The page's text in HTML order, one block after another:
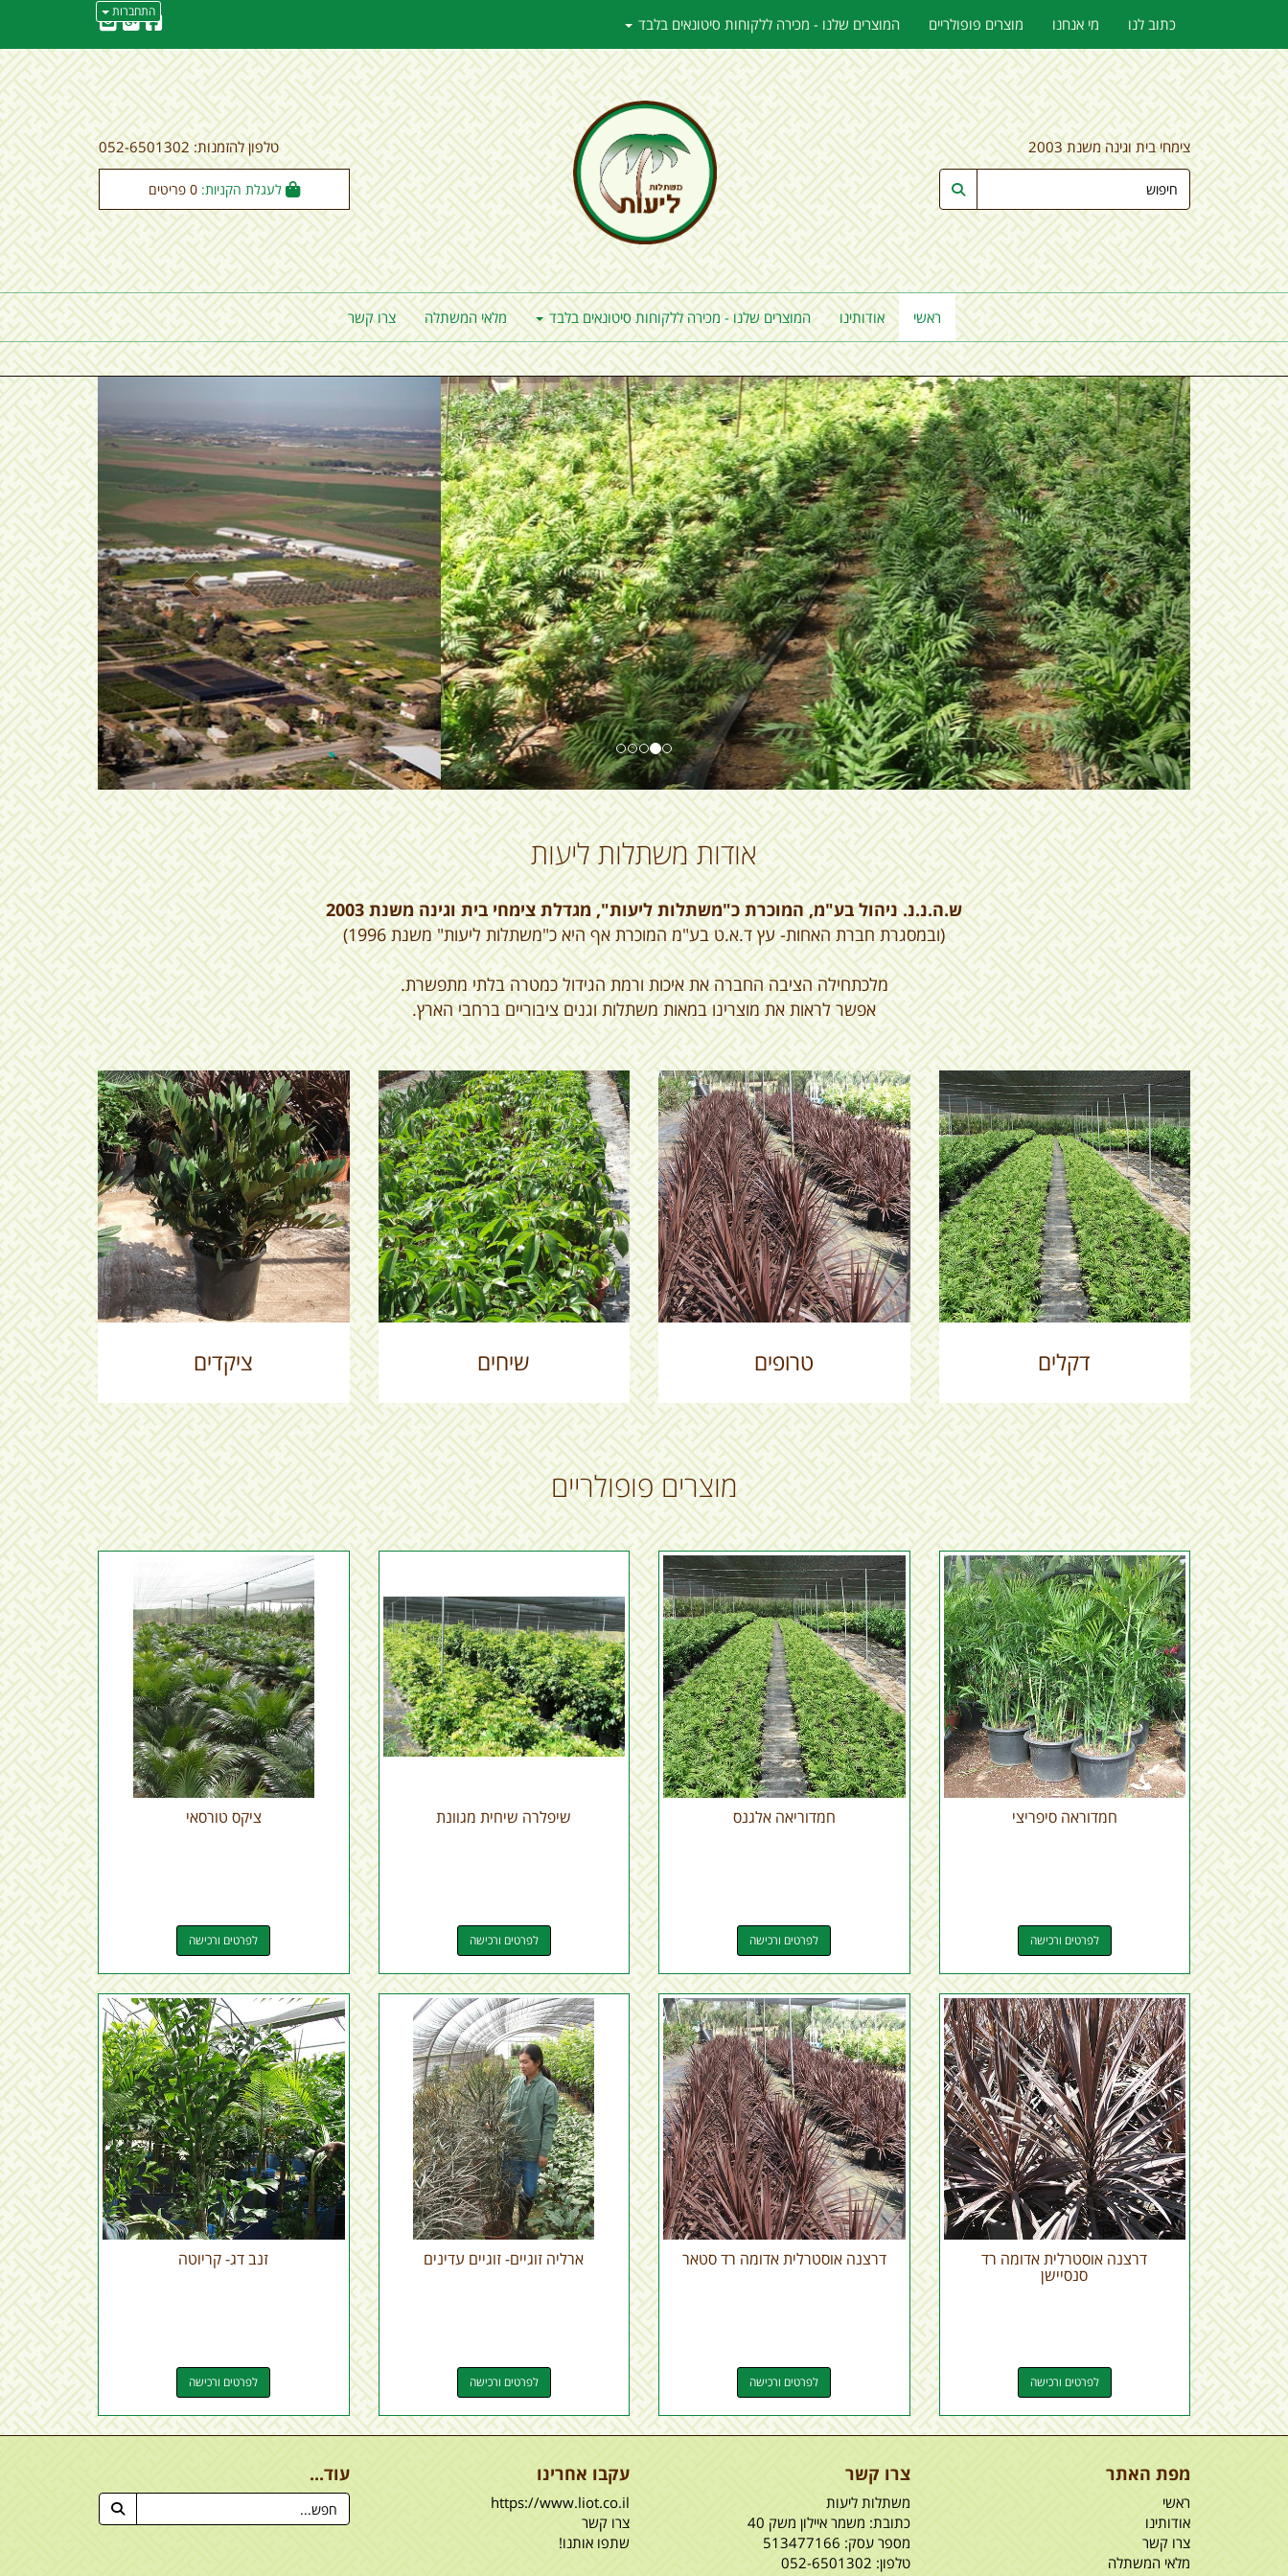
התחברות
צימחי בית וגינה משנת 2003 טלפון להזמנות: 052-6501302
0
ראשי אודותינו המוצרים שלנו - מכירה ללקוחות סיטונאים בלבד מלאי המשתלה צרו קשר
כתוב לנו מי אנחנו מוצרים פופולריים המוצרים שלנו - מכירה ללקוחות סיטונאים בלבד
הבא
אודות משתלות ליעות
ש.ה.נ.נ. ניהול בע"מ, המוכרת כ"משתלות ליעות", מגדלת צימחי בית וגינה משנת 2003
(ובמסגרת חברת האחות- עץ ד.א.ט בע"מ המוכרת אף היא כ"משתלות ליעות" משנת 1996)
מלכתחילה הציבה החברה את איכות ורמת הגידול כמטרה בלתי מתפשרת.
אפשר לראות את מוצרינו במאות משתלות וגנים ציבוריים ברחבי הארץ.
דקלים טרופים שיחים ציקדים
מוצרים פופולריים
חמדוראה סיפריצי
לפרטים ורכישה
חמדוריאה אלגנס
לפרטים ורכישה
שיפלרה שיחית מגוונת
לפרטים ורכישה
ציקס טורסאי
לפרטים ורכישה
דרצנה אוסטרלית אדומה רד
סנסיישן
לפרטים ורכישה
דרצנה אוסטרלית אדומה רד סטאר
לפרטים ורכישה
ארליה זוגיים- זוגיים עדינים
לפרטים ורכישה
זנב דג- קריוטה
לפרטים ורכישה
מפת האתר
ראשי
אודותינו
צרו קשר
מלאי המשתלה
צרו קשר
משתלות ליעות
כתובת: משמר איילון משק 40
מספר עסק: 513477166
טלפון: 052-6501302
עקבו אחרינו
https://www.liot.co.il
צרו קשר
שתפו אותנו!
עוד...